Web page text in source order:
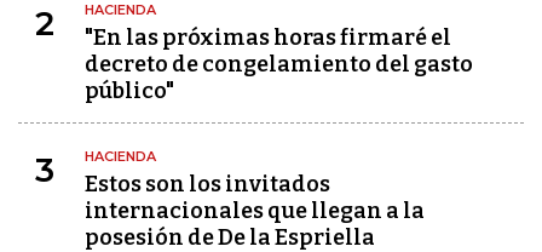
2 HACIENDA
"En las próximas horas firmaré el
decreto de congelamiento del gasto
público"
3 HACIENDA
Estos son los invitados
internacionales que llegan a la
posesión de De la Espriella